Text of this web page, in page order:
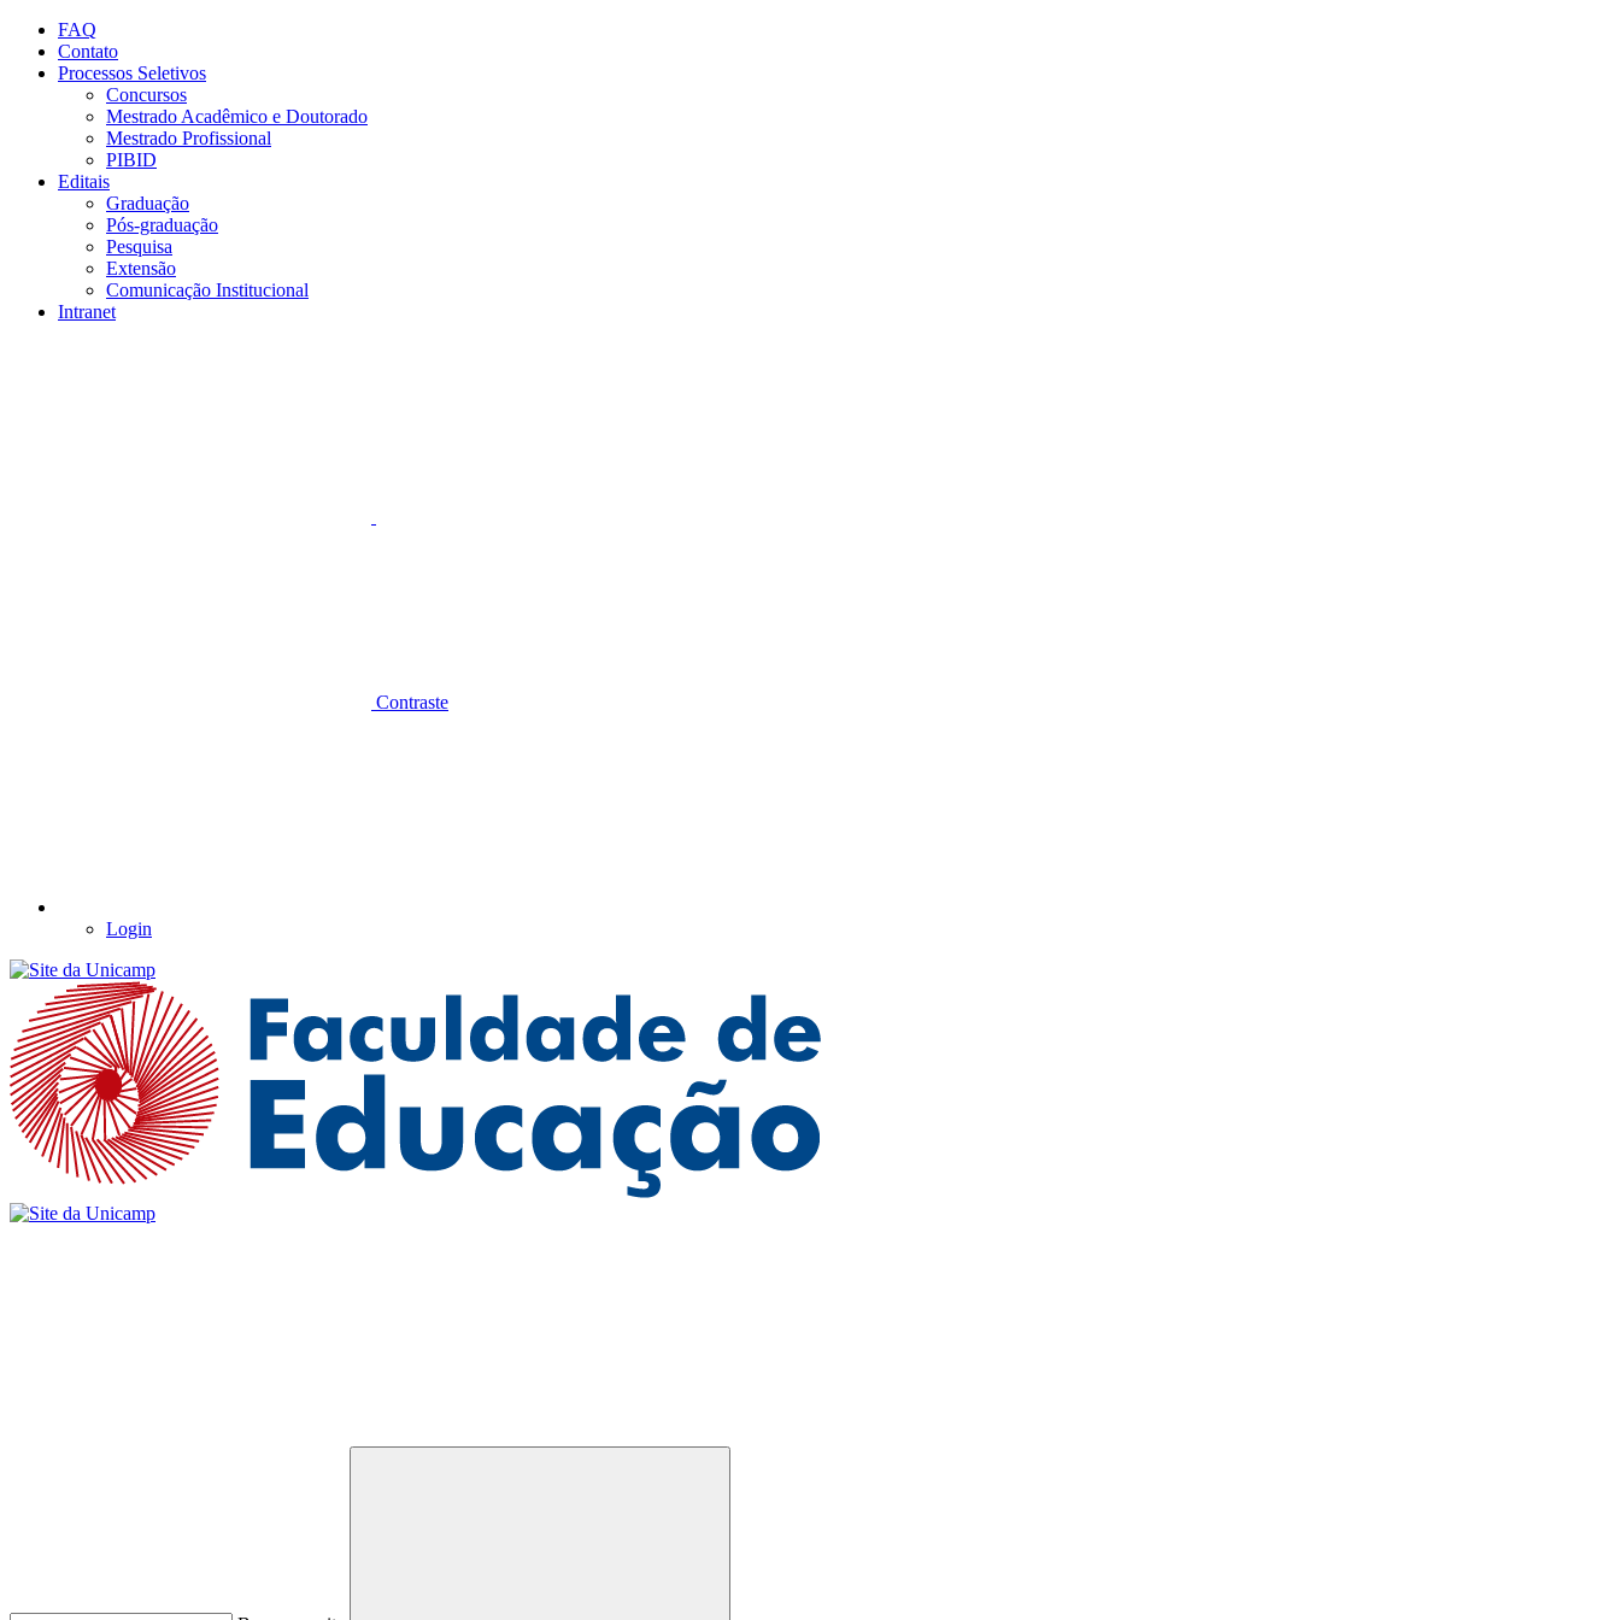
Conteúdo principal
FAQ
Contato
Processos Seletivos
Concursos
Mestrado Acadêmico e Doutorado
Mestrado Profissional
PIBID
Editais
Graduação
Pós-graduação
Pesquisa
Extensão
Comunicação Institucional
Intranet
Contraste
Login